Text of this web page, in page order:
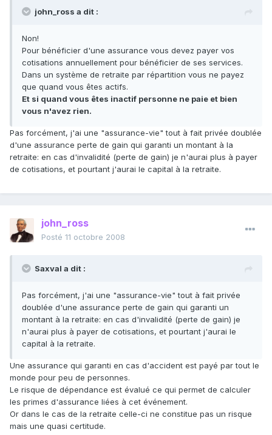
john_ross a dit :
Non!
Pour bénéficier d'une assurance vous devez payer vos
cotisations annuellement pour bénéficier de ses services.
Dans un système de retraite par répartition vous ne payez
que quand vous êtes actifs.
Et si quand vous êtes inactif personne ne paie et bien
vous n'avez rien.
Pas forcément, j'ai une "assurance-vie" tout à fait privée doublée
d'une assurance perte de gain qui garanti un montant à la
retraite: en cas d'invalidité (perte de gain) je n'aurai plus à payer
de cotisations, et pourtant j'aurai le capital à la retraite.
john_ross
Posté 11 octobre 2008
Saxval a dit :
Pas forcément, j'ai une "assurance-vie" tout à fait privée
doublée d'une assurance perte de gain qui garanti un
montant à la retraite: en cas d'invalidité (perte de gain) je
n'aurai plus à payer de cotisations, et pourtant j'aurai le
capital à la retraite.
Une assurance qui garanti en cas d'accident est payé par tout le
monde pour peu de personnes.
Le risque de dépendance est évalué ce qui permet de calculer
les primes d'assurance liées à cet événement.
Or dans le cas de la retraite celle-ci ne constitue pas un risque
mais une quasi certitude.